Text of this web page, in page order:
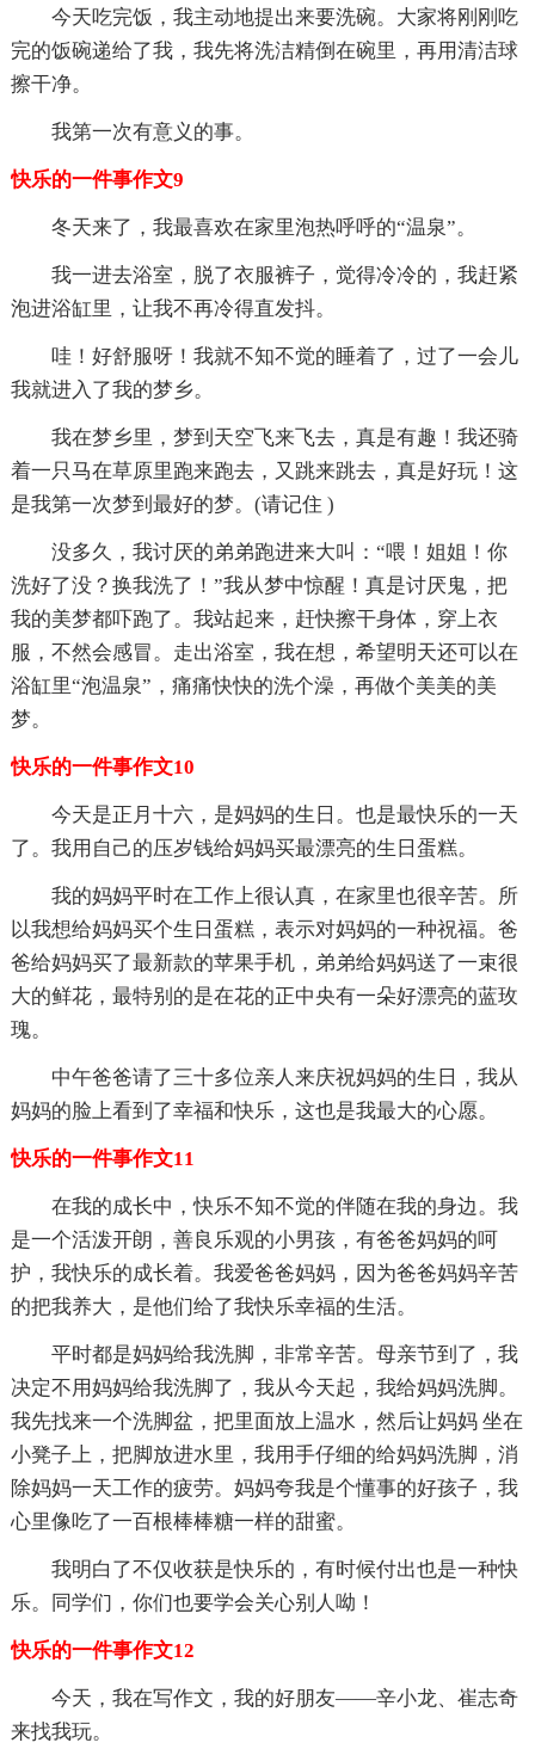
今天吃完饭，我主动地提出来要洗碗。大家将刚刚吃
完的饭碗递给了我，我先将洗洁精倒在碗里，再用清洁球
擦干净。
我第一次有意义的事。
快乐的一件事作文9
冬天来了，我最喜欢在家里泡热呼呼的“温泉”。
我一进去浴室，脱了衣服裤子，觉得冷冷的，我赶紧
泡进浴缸里，让我不再冷得直发抖。
哇！好舒服呀！我就不知不觉的睡着了，过了一会儿
我就进入了我的梦乡。
我在梦乡里，梦到天空飞来飞去，真是有趣！我还骑
着一只马在草原里跑来跑去，又跳来跳去，真是好玩！这
是我第一次梦到最好的梦。(请记住 )
没多久，我讨厌的弟弟跑进来大叫：“喂！姐姐！你
洗好了没？换我洗了！”我从梦中惊醒！真是讨厌鬼，把
我的美梦都吓跑了。我站起来，赶快擦干身体，穿上衣
服，不然会感冒。走出浴室，我在想，希望明天还可以在
浴缸里“泡温泉”，痛痛快快的洗个澡，再做个美美的美
梦。
快乐的一件事作文10
今天是正月十六，是妈妈的生日。也是最快乐的一天
了。我用自己的压岁钱给妈妈买最漂亮的生日蛋糕。
我的妈妈平时在工作上很认真，在家里也很辛苦。所
以我想给妈妈买个生日蛋糕，表示对妈妈的一种祝福。爸
爸给妈妈买了最新款的苹果手机，弟弟给妈妈送了一束很
大的鲜花，最特别的是在花的正中央有一朵好漂亮的蓝玫
瑰。
中午爸爸请了三十多位亲人来庆祝妈妈的生日，我从
妈妈的脸上看到了幸福和快乐，这也是我最大的心愿。
快乐的一件事作文11
在我的成长中，快乐不知不觉的伴随在我的身边。我
是一个活泼开朗，善良乐观的小男孩，有爸爸妈妈的呵
护，我快乐的成长着。我爱爸爸妈妈，因为爸爸妈妈辛苦
的把我养大，是他们给了我快乐幸福的生活。
平时都是妈妈给我洗脚，非常辛苦。母亲节到了，我
决定不用妈妈给我洗脚了，我从今天起，我给妈妈洗脚。
我先找来一个洗脚盆，把里面放上温水，然后让妈妈 坐在
小凳子上，把脚放进水里，我用手仔细的给妈妈洗脚，消
除妈妈一天工作的疲劳。妈妈夸我是个懂事的好孩子，我
心里像吃了一百根棒棒糖一样的甜蜜。
我明白了不仅收获是快乐的，有时候付出也是一种快
乐。同学们，你们也要学会关心别人呦！
快乐的一件事作文12
今天，我在写作文，我的好朋友——辛小龙、崔志奇
来找我玩。